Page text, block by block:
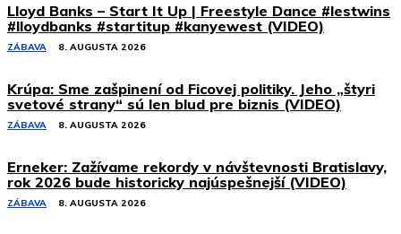
Lloyd Banks – Start It Up | Freestyle Dance #lestwins
#lloydbanks #startitup #kanyewest (VIDEO)
ZÁBAVA 8. AUGUSTA 2026
Krúpa: Sme zašpinení od Ficovej politiky. Jeho „štyri
svetové strany“ sú len blud pre biznis (VIDEO)
ZÁBAVA 8. AUGUSTA 2026
Erneker: Zažívame rekordy v návštevnosti Bratislavy,
rok 2026 bude historicky najúspešnejší (VIDEO)
ZÁBAVA 8. AUGUSTA 2026